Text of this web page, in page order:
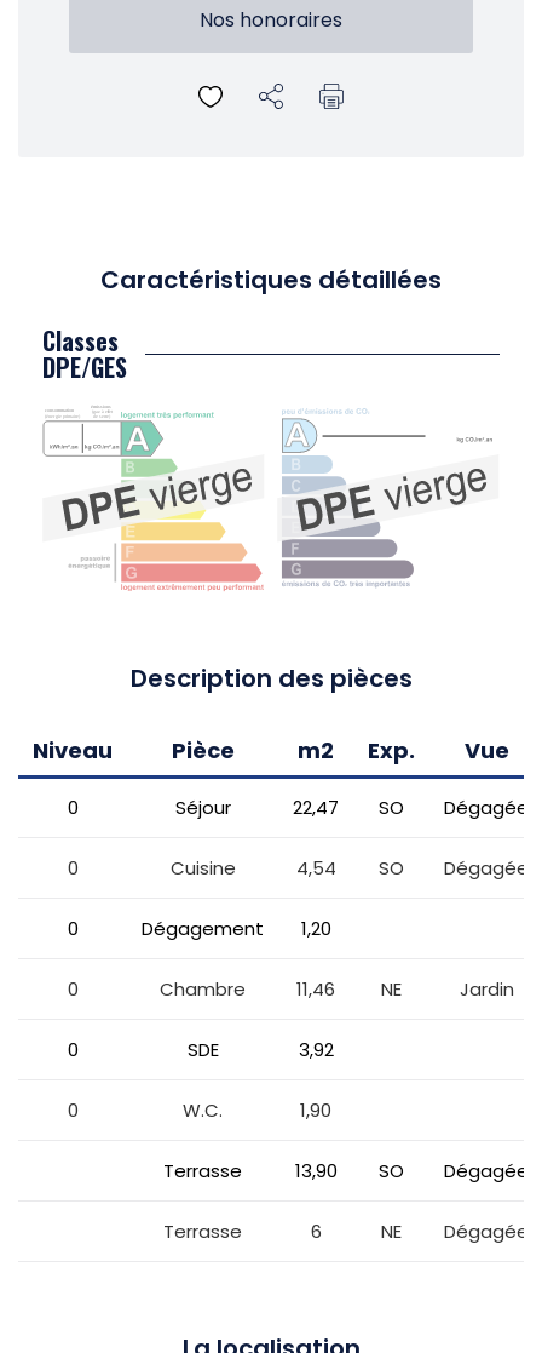
Nos honoraires
Caractéristiques détaillées
Classes
DPE/GES
Description des pièces
Niveau Pièce m2 Exp. Vue
0 Séjour 22,47 SO Dégagée
0 Cuisine 4,54 SO Dégagée
0 Dégagement 1,20
0 Chambre 11,46 NE Jardin
0 SDE 3,92
0 W.C. 1,90
Terrasse 13,90 SO Dégagée
Terrasse 6 NE Dégagée